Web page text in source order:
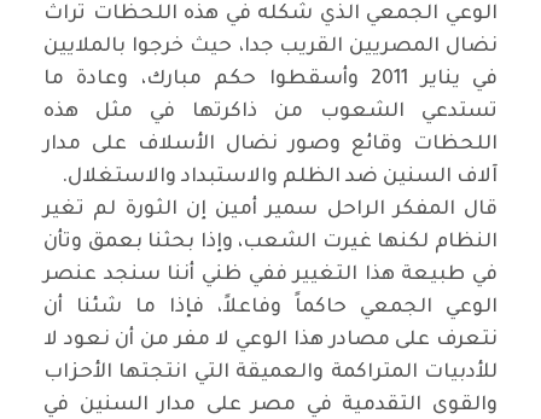
الوعي الجمعي الذي شكله في هذه اللحظات تراث
نضال المصريين القريب جدا، حيث خرجوا بالملايين
في يناير 2011 وأسقطوا حكم مبارك، وعادة ما
تستدعي الشعوب من ذاكرتها في مثل هذه
اللحظات وقائع وصور نضال الأسلاف على مدار
آلاف السنين ضد الظلم والاستبداد والاستغلال.
قال المفكر الراحل سمير أمين إن الثورة لم تغير
النظام لكنها غيرت الشعب، وإذا بحثنا بعمق وتأن
في طبيعة هذا التغيير ففي ظني أننا سنجد عنصر
الوعي الجمعي حاكماً وفاعلاً، فإذا ما شئنا أن
نتعرف على مصادر هذا الوعي لا مفر من أن نعود لا
للأدبيات المتراكمة والعميقة التي انتجتها الأحزاب
والقوى التقدمية في مصر على مدار السنين في